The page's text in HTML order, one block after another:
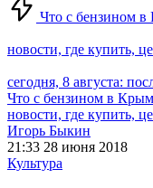
Что с бензином в
новости, где купить,
сегодня, 8 августа:
Что с бензином в
новости, где купить,
Игорь Быкин
21:33 28 июня 2018
Культура